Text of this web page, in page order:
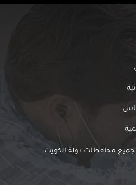
محافظات دولة الكويت